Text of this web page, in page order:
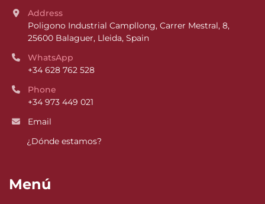
Address
Poligono Industrial Campllong, Carrer Mestral, 8,
25600 Balaguer, Lleida, Spain
WhatsApp
+34 628 762 528
Phone
+34 973 449 021
Email
¿Dónde estamos?
Menú